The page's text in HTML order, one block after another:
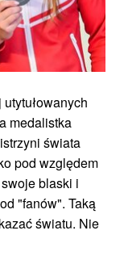
medalistka
świata
pod względem
blaski i
"fanów". Taką
światu. Nie